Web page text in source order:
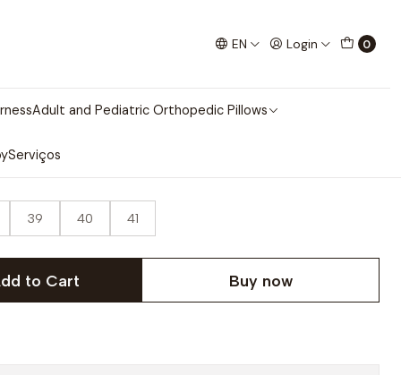
EN Login 0
Adult and Pediatric Orthopedic Pillows
Serviços
GAMA STRETCH
39 40 41
to Cart Buy now